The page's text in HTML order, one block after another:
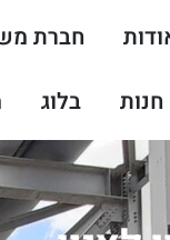
חברת
חנות
בלוג